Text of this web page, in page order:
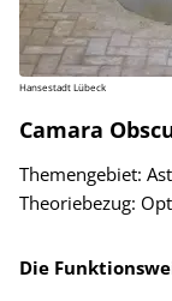
Hansestadt Lübeck
Camara
Themengebiet:
Theoriebezug:
Die